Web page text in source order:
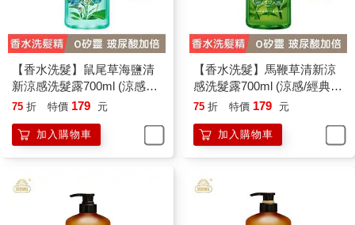
【香水洗髮】鼠尾草海鹽清
新涼感洗髮露700ml (涼感／
經典香氛/國民洗髮精/香水洗
75 折 特價 179 元
加入購物車
【香水洗髮】馬鞭草清新涼
感洗髮露700ml (涼感/經典香
氛/國民洗髮精/香水洗髮精)
75 折 特價 179 元
加入購物車